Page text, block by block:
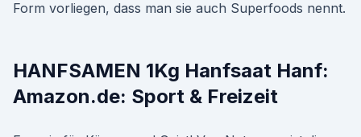
Form vorliegen, dass man sie auch Superfoods nennt.
HANFSAMEN 1Kg Hanfsaat Hanf:
Amazon.de: Sport & Freizeit